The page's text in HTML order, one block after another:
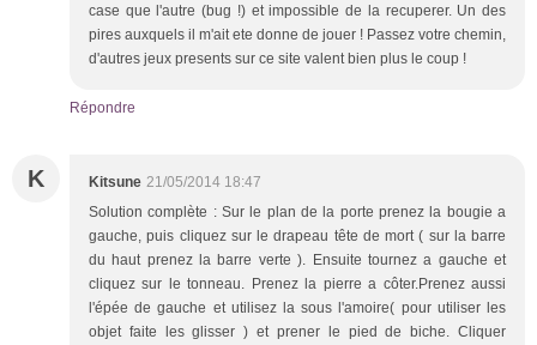
case que l'autre (bug !) et impossible de la recuperer. Un des
pires auxquels il m'ait ete donne de jouer ! Passez votre chemin,
d'autres jeux presents sur ce site valent bien plus le coup !
Répondre
K Kitsune 21/05/2014 18:47
Solution complète : Sur le plan de la porte prenez la bougie a
gauche, puis cliquez sur le drapeau tête de mort ( sur la barre
du haut prenez la barre verte ). Ensuite tournez a gauche et
cliquez sur le tonneau. Prenez la pierre a côter.Prenez aussi
l'épée de gauche et utilisez la sous l'amoire( pour utiliser les
objet faite les glisser ) et prener le pied de biche. Cliquer